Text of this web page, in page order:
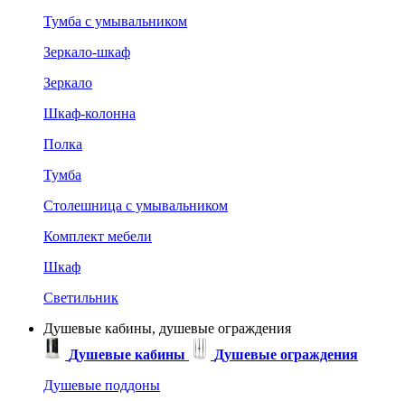
Тумба с умывальником
Зеркало-шкаф
Зеркало
Шкаф-колонна
Полка
Тумба
Столешница с умывальником
Комплект мебели
Шкаф
Светильник
Душевые кабины, душевые ограждения
Душевые кабины
Душевые ограждения
Душевые поддоны